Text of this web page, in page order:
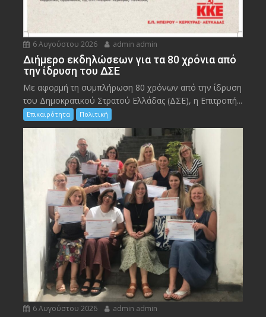
6 Αυγούστου 2026 admin admin
Διήμερο εκδηλώσεων για τα 80 χρόνια από
την ίδρυση του ΔΣΕ
Με αφορμή τη συμπλήρωση 80 χρόνων από την ίδρυση
του Δημοκρατικού Στρατού Ελλάδας (ΔΣΕ), η Επιτροπή...
Επικαιρότητα Πολιτική
6 Αυγούστου 2026 admin admin